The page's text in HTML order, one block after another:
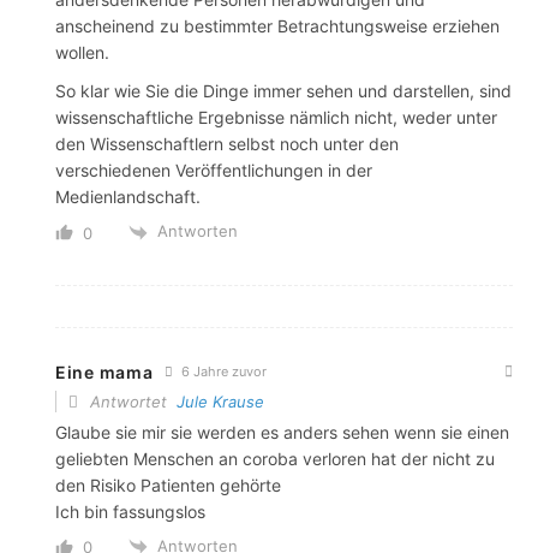
anscheinend zu bestimmter Betrachtungsweise erziehen
wollen.
So klar wie Sie die Dinge immer sehen und darstellen, sind
wissenschaftliche Ergebnisse nämlich nicht, weder unter
den Wissenschaftlern selbst noch unter den
verschiedenen Veröffentlichungen in der
Medienlandschaft.
0 Antworten
Eine mama 6 Jahre zuvor
Antwortet Jule Krause
Glaube sie mir sie werden es anders sehen wenn sie einen
geliebten Menschen an coroba verloren hat der nicht zu
den Risiko Patienten gehörte
Ich bin fassungslos
0 Antworten